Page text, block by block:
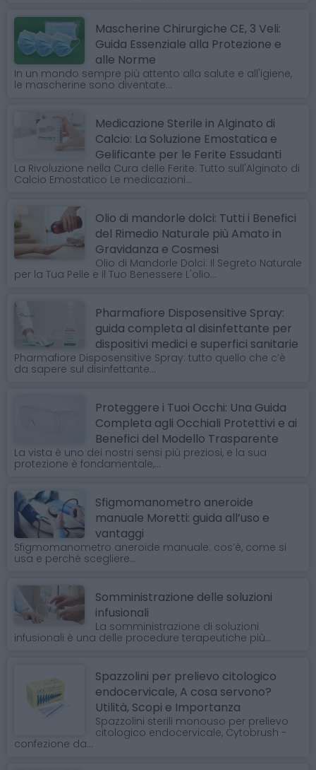
Mascherine Chirurgiche CE, 3 Veli:
Guida Essenziale alla Protezione e
alle Norme
In un mondo sempre più attento alla salute e all'igiene,
le mascherine sono diventate...
Medicazione Sterile in Alginato di
Calcio: La Soluzione Emostatica e
Gelificante per le Ferite Essudanti
La Rivoluzione nella Cura delle Ferite: Tutto sull'Alginato di
Calcio Emostatico Le medicazioni...
Olio di mandorle dolci: Tutti i Benefici
del Rimedio Naturale più Amato in
Gravidanza e Cosmesi
Olio di Mandorle Dolci: Il Segreto Naturale
per la Tua Pelle e il Tuo Benessere L'olio...
Pharmafiore Disposensitive Spray:
guida completa al disinfettante per
dispositivi medici e superfici sanitarie
Pharmafiore Disposensitive Spray: tutto quello che c’è
da sapere sul disinfettante...
Proteggere i Tuoi Occhi: Una Guida
Completa agli Occhiali Protettivi e ai
Benefici del Modello Trasparente
La vista è uno dei nostri sensi più preziosi, e la sua
protezione è fondamentale,...
Sfigmomanometro aneroide
manuale Moretti: guida all’uso e
vantaggi
Sfigmomanometro aneroide manuale: cos’è, come si
usa e perché scegliere...
Somministrazione delle soluzioni
infusionali
La somministrazione di soluzioni
infusionali è una delle procedure terapeutiche più...
Spazzolini per prelievo citologico
endocervicale, A cosa servono?
Utilità, Scopi e Importanza
Spazzolini sterili monouso per prelievo
citologico endocervicale, Cytobrush -
confezione da...